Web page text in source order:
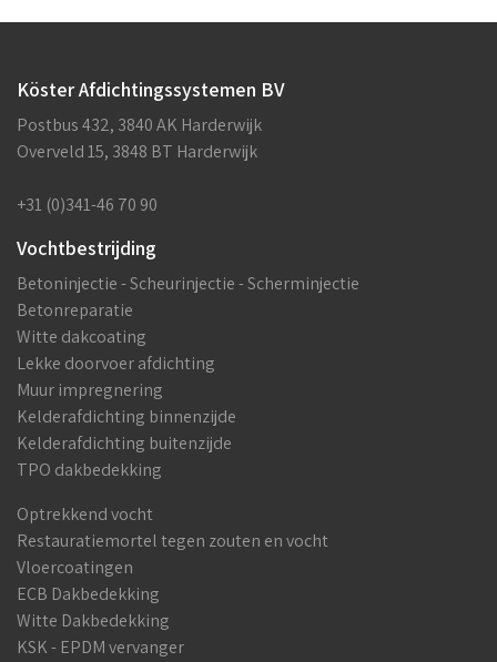
Köster Afdichtingssystemen BV
Postbus 432, 3840 AK Harderwijk
Overveld 15, 3848 BT Harderwijk
+31 (0)341-46 70 90
Vochtbestrijding
Betoninjectie - Scheurinjectie - Scherminjectie
Betonreparatie
Witte dakcoating
Lekke doorvoer afdichting
Muur impregnering
Kelderafdichting binnenzijde
Kelderafdichting buitenzijde
TPO dakbedekking
Optrekkend vocht
Restauratiemortel tegen zouten en vocht
Vloercoatingen
ECB Dakbedekking
Witte Dakbedekking
KSK - EPDM vervanger